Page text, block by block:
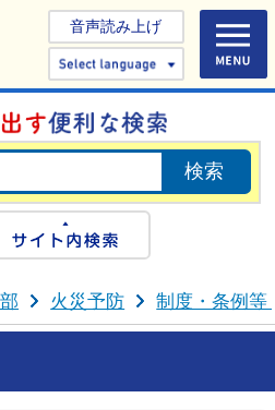
音声読み上げ
Select
検索
火災予防 制度・条例等